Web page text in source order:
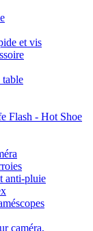
et vis
Flash - Hot Shoe
anti-pluie
caméra,